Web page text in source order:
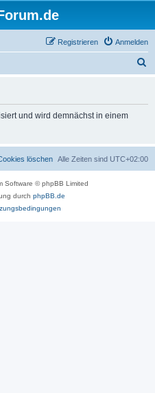
Anmelden
Registrieren
und wird demnächst in einem
Alle Zeiten sind UTC+02:00
löschen
Software © phpBB Limited
durch phpBB.de